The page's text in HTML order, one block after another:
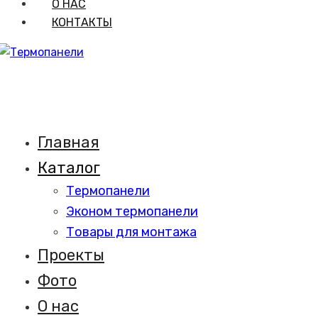
О НАС
КОНТАКТЫ
Главная
Каталог
Термопанели
Эконом термопанели
Товары для монтажа
Проекты
Фото
О нас